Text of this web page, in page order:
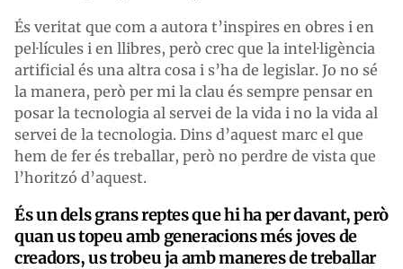
És veritat que com a autora t’inspires en obres i en
pel·lícules i en llibres, però crec que la intel·ligència
artificial és una altra cosa i s’ha de legislar. Jo no sé
la manera, però per mi la clau és sempre pensar en
posar la tecnologia al servei de la vida i no la vida al
servei de la tecnologia. Dins d’aquest marc el que
hem de fer és treballar, però no perdre de vista que
l’horitzó d’aquest.
És un dels grans reptes que hi ha per davant, però
quan us topeu amb generacions més joves de
creadors, us trobeu ja amb maneres de treballar